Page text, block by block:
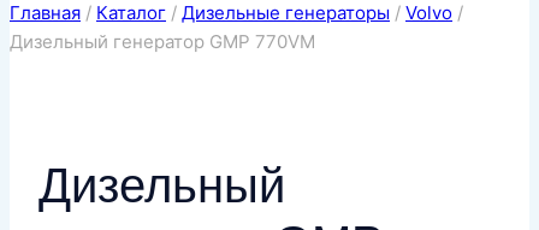
Главная / Каталог / Дизельные генераторы / Volvo /
Дизельный генератор GMP 770VM
Дизельный